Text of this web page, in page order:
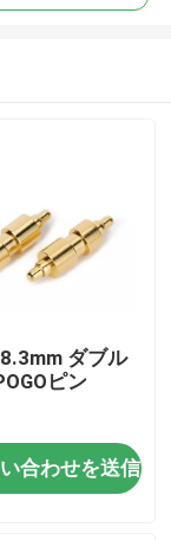
ダブル
ピン
合わせを送信